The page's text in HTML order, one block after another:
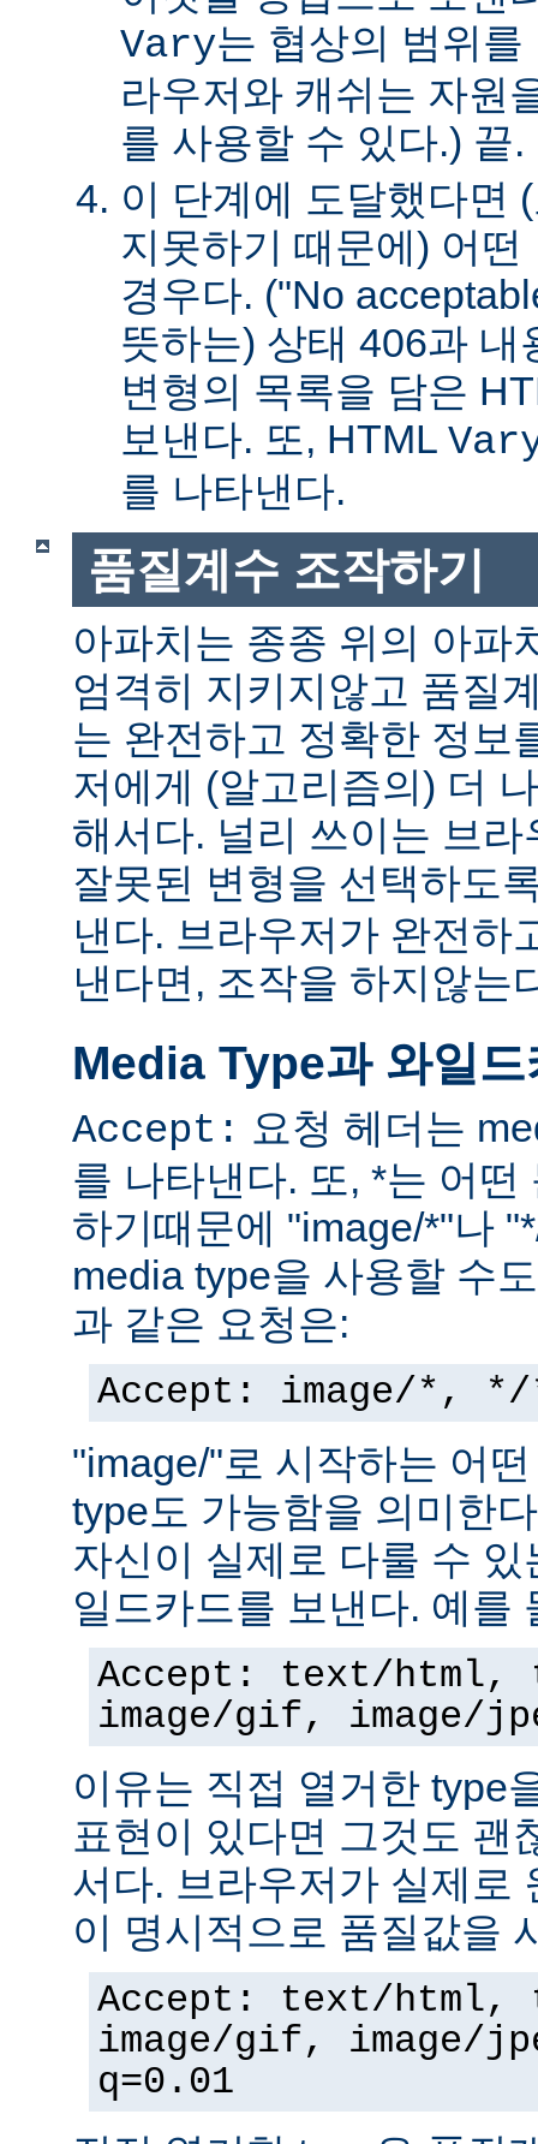
Vary는 협상의 범위
라우저와 캐쉬는 자원
를 사용할 수 있다.) 끝.
이 단계에 도달했다면
지못하기 때문에) 어
경우다. ("No
뜻하는) 상태 406과 내
변형의 목록을 담은
보낸다. 또, HTML
를 나타낸다.
품질계수 조작하기
아파치는 종종 위의 아파
엄격히 지키지않고 품질
는 완전하고 정확한 정보
저에게 (알고리즘의) 더
해서다. 널리 쓰이는 브
잘못된 변형을 선택하도
낸다. 브라우저가 완전하
낸다면, 조작을 하지않는
Media Type과 와일드
Accept: 요청 헤더는
를 나타낸다. 또, *는 어
하기때문에 "image/*"나
media type을 사용할 수
과 같은 요청은:
Accept: image/*,
"image/"로 시작하는 어
type도 가능함을 의미한
자신이 실제로 다룰 수
일드카드를 보낸다. 예를
Accept: text/
image/gif, image/
이유는 직접 열거한 type
표현이 있다면 그것도 괜
서다. 브라우저가 실제로
이 명시적으로 품질값을
Accept: text/
image/gif, image/
q=0.01